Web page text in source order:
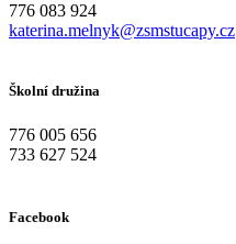
776 083 924
katerina.melnyk@zsmstucapy.cz
Školní družina
776 005 656
733 627 524
Facebook